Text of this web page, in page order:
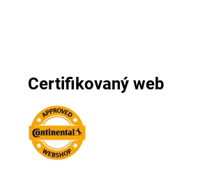
Certifikovaný web